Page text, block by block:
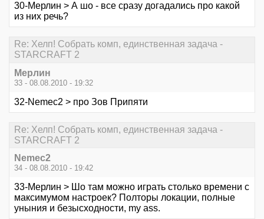
30-Мерлин > А шо - все сразу догадались про какой
из них речь?
Re: Хелп! Собрать комп, единственная задача -
STARCRAFT 2
Мерлин
33 - 08.08.2010 - 19:32
32-Nemec2 > про Зов Припяти
Re: Хелп! Собрать комп, единственная задача -
STARCRAFT 2
Nemec2
34 - 08.08.2010 - 19:42
33-Мерлин > Шо там можно играть столько времени с
максимумом настроек? Полторы локации, полные
уныния и безысходности, my ass.